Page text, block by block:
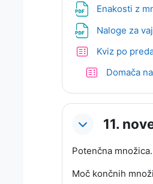
Enakosti z
Naloge za
Kviz po
Domača
11.
Potenčna
Moč končnih